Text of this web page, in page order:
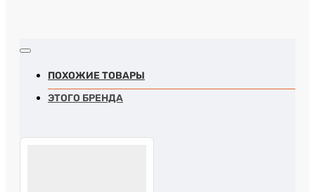
ПОХОЖИЕ ТОВАРЫ
ЭТОГО БРЕНДА